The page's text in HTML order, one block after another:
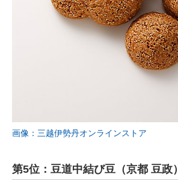
画像：三越伊勢丹オンラインストア
第5位：豆道中結び豆（京都 豆政）